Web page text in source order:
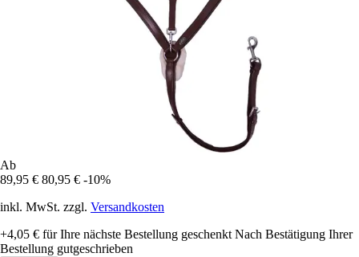
Ab
89,95 € 80,95 € -10%
inkl. MwSt. zzgl. Versandkosten
+4,05 € für Ihre nächste Bestellung geschenkt Nach Bestätigung Ihrer
Bestellung gutgeschrieben